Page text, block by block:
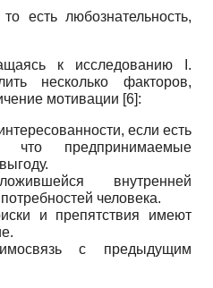
есть любознательность,
к исследованию I.
несколько факторов,
мотивации [6]:
если есть
что предпринимаемые
внутренней
человека.
и препятствия имеют
с предыдущим